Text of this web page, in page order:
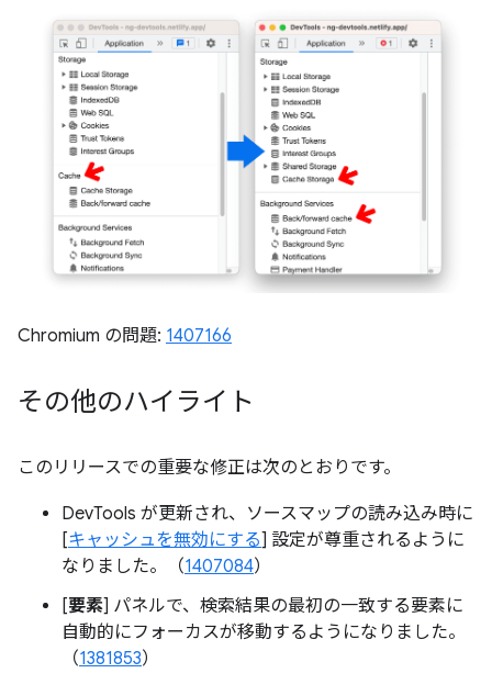
Chromium の問題: 1407166
その他のハイライト
このリリースでの重要な修正は次のとおりです。
DevTools が更新され、ソースマップの読み込み時に
[キャッシュを無効にする] 設定が尊重されるように
なりました。（1407084）
[要素] パネルで、検索結果の最初の一致する要素に
自動的にフォーカスが移動するようになりました。
（1381853）